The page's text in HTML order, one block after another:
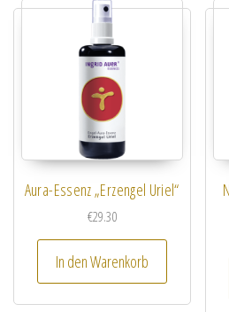
Aura-Essenz „Erzengel Uriel“
€29.30
In den Warenkorb